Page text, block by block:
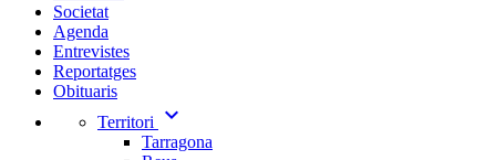
Societat
Agenda
Entrevistes
Reportatges
Obituaris
Territori
expand_more
Tarragona